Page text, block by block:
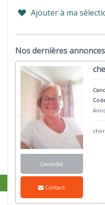
Ajouter à ma
Nos dernières
Candidat
Contact